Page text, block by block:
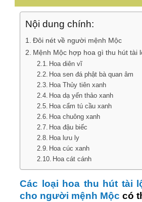
Nội dung chính:
Đôi nét về người mệnh Mộc
Mệnh Mộc hợp hoa gì thu hút tài
Hoa diên vĩ
Hoa sen đá phật bà quan âm
Hoa Thủy tiên xanh
Hoa dạ yến thảo xanh
Hoa cẩm tú cầu xanh
Hoa chuông xanh
Hoa đậu biếc
Hoa lưu ly
Hoa cúc xanh
Hoa cát cánh
Các loại hoa thu hút tài
cho người mệnh Mộc có